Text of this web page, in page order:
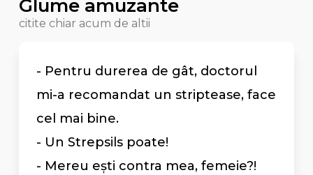
Glume amuzante
citite chiar acum de altii
- Pentru durerea de gât, doctorul
mi-a recomandat un striptease, face
cel mai bine.
- Un Strepsils poate!
- Mereu eşti contra mea, femeie?!